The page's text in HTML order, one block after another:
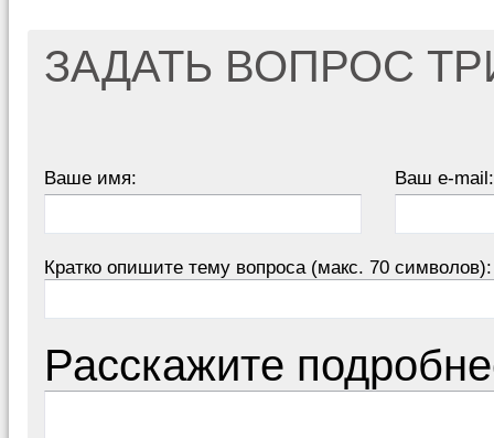
ЗАДАТЬ ВОПРОС
Ваше имя: Ваш e-mail:
Кратко опишите тему вопроса (макс. 70 символов):
Расскажите